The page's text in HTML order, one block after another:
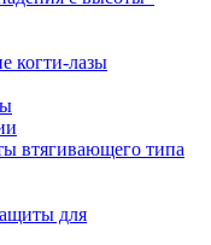
когти-лазы
втягивающего типа
для